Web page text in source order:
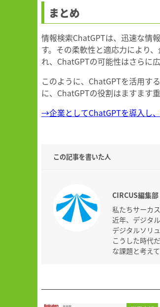
まとめ
情報検索ChatGPTは、迅速な情
す。その柔軟性と適応力により
れ、ChatGPTの可能性はさらに
このように、ChatGPTを活用す
に、ChatGPTの役割はますます
→企業としてChatGPTを導入し
この記事を書いた人
CIRCUS編集部
私たちサーカ
近年、デジタ
デジタルソリ
こうした時代
な課題と考え